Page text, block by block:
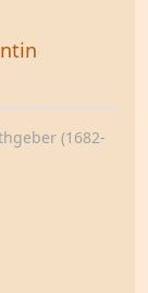
(1682-